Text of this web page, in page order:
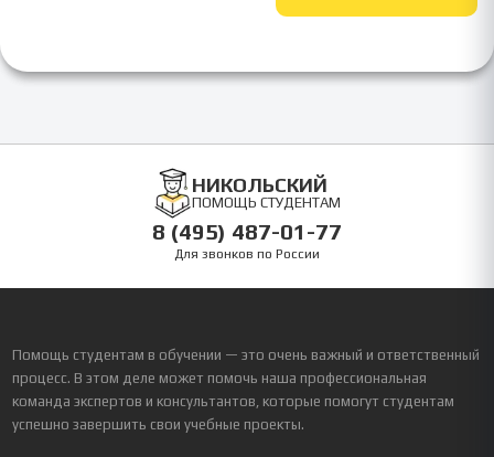
НИКОЛЬСКИЙ
ПОМОЩЬ СТУДЕНТАМ
8 (495) 487-01-77
Для звонков по России
Помощь студентам в обучении — это очень важный и ответственный
процесс. В этом деле может помочь наша профессиональная
команда экспертов и консультантов, которые помогут студентам
успешно завершить свои учебные проекты.